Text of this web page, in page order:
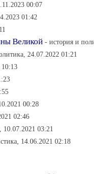
00:07
01:42
Великой - история и
24.07.2022 01:21
00:28
02:46
10.07.2021 03:21
14.06.2021 02:18